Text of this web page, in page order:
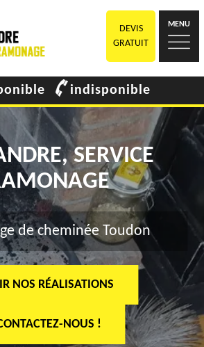
DEVIS
GRATUIT
MENU
indisponible
SERVICE
de cheminée Toudon
NOS RÉALISATIONS
NOUS !